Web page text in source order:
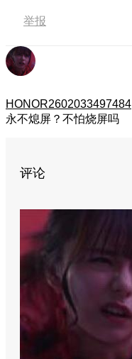
举报
HONOR2602033497484
永不熄屏？不怕烧屏吗
评论